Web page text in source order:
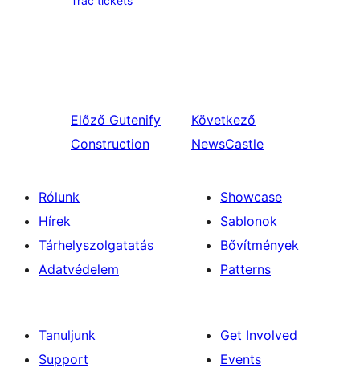
Előző Gutenify
Construction
Következő
NewsCastle
Rólunk
Hírek
Tárhelyszolgatatás
Adatvédelem
Showcase
Sablonok
Bővítmények
Patterns
Tanuljunk
Support
Get Involved
Events